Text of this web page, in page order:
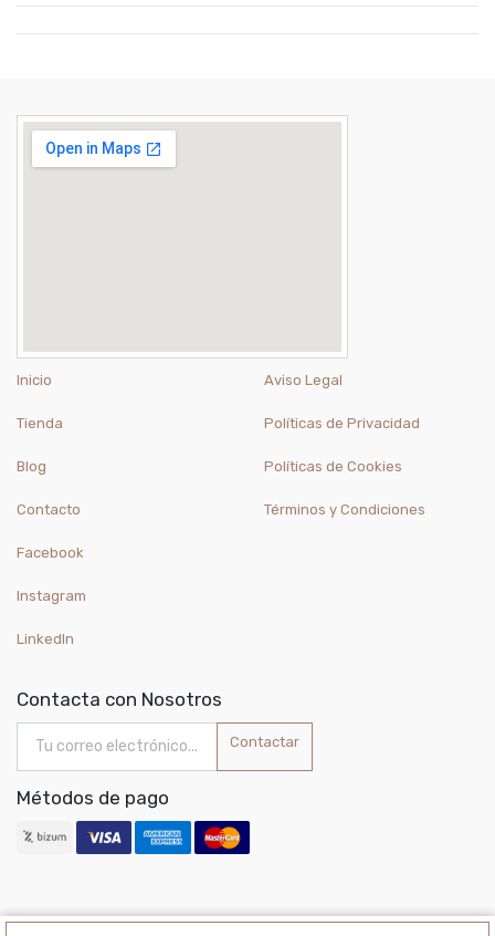
Inicio
Tienda
Blog
Contacto
Aviso Legal
Políticas de Privacidad
Políticas de Cookies
Términos y Condiciones
Facebook
Instagram
LinkedIn
Contacta con Nosotros
Contactar
Métodos de pago